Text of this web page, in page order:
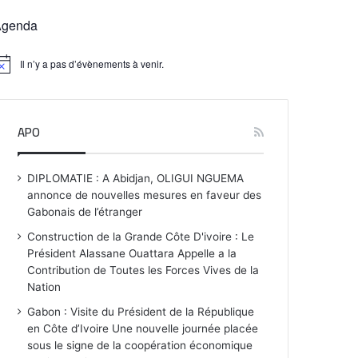
Il n’y a pas d’évènements à venir.
APO
DIPLOMATIE : A Abidjan, OLIGUI NGUEMA
annonce de nouvelles mesures en faveur des
Gabonais de l’étranger
Construction de la Grande Côte D'ivoire : Le
Président Alassane Ouattara Appelle a la
Contribution de Toutes les Forces Vives de la
Nation
Gabon : Visite du Président de la République
en Côte d’Ivoire Une nouvelle journée placée
sous le signe de la coopération économique